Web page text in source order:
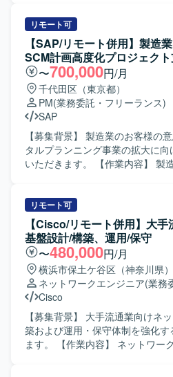
魅力】 不動産取引における課題解
トの大きい領域で、新規プロダ
ジションです。企画段階から開発
とができ、スクラムを活用したプ
て、マネジメントスキルやアジャ
深めていただけます。プロダクト
のキャリアやスキルの拡張も実感
おります。 【開発環境】 フロントエンドはTypeScript、
React.js、Next.jsを利用してお
TypeScript、Node.js、Pythonを
す。インフラはGoogle Cloud
ております。
義からテストまで一連の工程に
ド領域の設計・実装・テストを中
す。 【求める人物像】 新規デジタルプロダクト開発に主体
的に関わり、チーム開発の中で自
ンを取りながら開発を推進いただ
【ポジションの魅力】 学校教育
る社会的インパクトの大きいプロ
だけます。 大規模ユーザーを想定
ることで、スケーラビリティや
設計・開発の経験を積むことができます。
Goを用いたWebアプリケーショ
リモート可
【SAP/リモート併用】製造
SCM計画高度化プロジェク
〜700,000円/月
千代田区（東京都）
PM(業務委託・フリーランス)
SAP
【募集背景】 製造業のお客様の
タルプランニング事業の拡大に
いただきます。 【作業内容】 製造業向けのSAP IBP導入お
だきます。組立またはプロセス
ェーン計画(PSI)業務を踏まえ、
高度化に向けた支援を実施いただ
推進や関係者との調整を通じて、
ていただきます。 【求める人物像】 生産管理または生産計
画に関する深い業務理解をお持ち
ェクトを推進いただける方を求め
にコミュニケーションを取りなが
導ける方にご参画いただきたいです。 【ポジシ
力】 製造業のサプライチェーン
計画ソリューションを活用しな
リモート可
【Cisco/リモート併用】大
基盤設計/構築、運用/保守
〜480,000円/月
横浜市保土ケ谷区（神奈川県）
ネットワークエンジニア(業務
Cisco
【募集背景】 大手流通業向けネ
築および運用・保守体制を強化
ます。 【作業内容】 ネットワークの設計・構築および維持